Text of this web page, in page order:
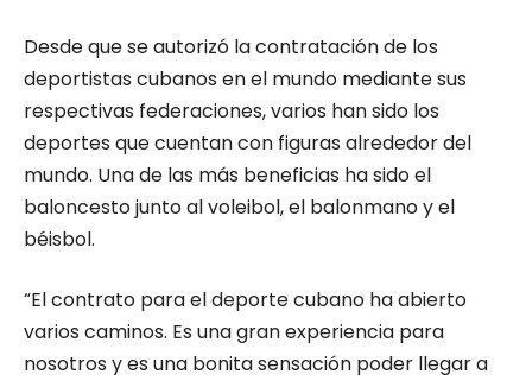
Desde que se autorizó la contratación de los
deportistas cubanos en el mundo mediante sus
respectivas federaciones, varios han sido los
deportes que cuentan con figuras alrededor del
mundo. Una de las más beneficias ha sido el
baloncesto junto al voleibol, el balonmano y el
béisbol.
“El contrato para el deporte cubano ha abierto
varios caminos. Es una gran experiencia para
nosotros y es una bonita sensación poder llegar a